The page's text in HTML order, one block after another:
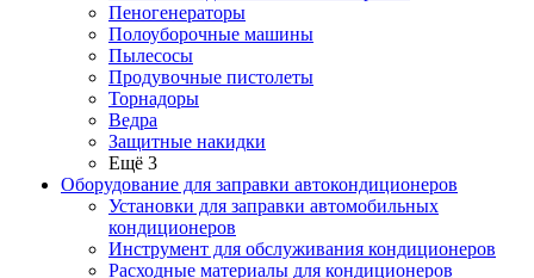
Пеногенераторы
Полоуборочные машины
Пылесосы
Продувочные пистолеты
Торнадоры
Ведра
Защитные накидки
Ещё 3
Оборудование для заправки автокондиционеров
Установки для заправки автомобильных
кондиционеров
Инструмент для обслуживания кондиционеров
Расходные материалы для кондиционеров